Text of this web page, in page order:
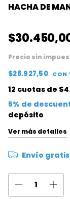
HACHA DE
Precio sin
$28.927,50 CON
12 cuotas de
5% de
depósito
Ver más detalles
Envío gratis